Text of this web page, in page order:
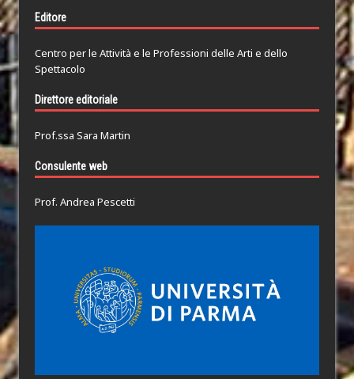
Editore
Centro per le Attività e le Professioni delle Arti e dello
Spettacolo
Direttore editoriale
Prof.ssa Sara Martin
Consulente web
Prof. Andrea Pescetti